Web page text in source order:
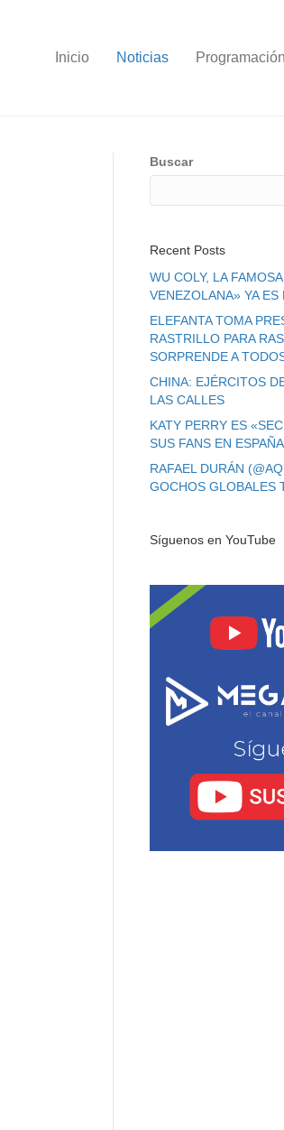
Inicio Noticias Programación
Buscar
Recent Posts
WU COLY, LA
VENEZOLANA» YA ES
ELEFANTA TOMA
RASTRILLO PARA
SORPRENDE A
CHINA: EJÉRCITOS
LAS CALLES
KATY PERRY ES
SUS FANS EN ESPAÑA
RAFAEL DURÁN
GOCHOS GLOBALES
Síguenos en YouTube